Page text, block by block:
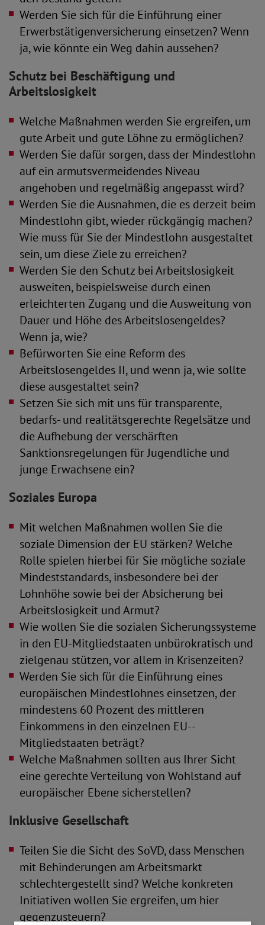
Werden Sie sich für die Einführung einer
Erwerbstätigenversicherung einsetzen? Wenn
ja, wie könnte ein Weg dahin aussehen?
Schutz bei Beschäftigung und
Arbeitslosigkeit
Welche Maßnahmen werden Sie ergreifen, um
gute Arbeit und gute Löhne zu ermöglichen?
Werden Sie dafür sorgen, dass der Mindestlohn
auf ein armutsvermeidendes Niveau
angehoben und regelmäßig angepasst wird?
Werden Sie die Ausnahmen, die es derzeit beim
Mindestlohn gibt, wieder rückgängig machen?
Wie muss für Sie der Mindestlohn ausgestaltet
sein, um diese Ziele zu erreichen?
Werden Sie den Schutz bei Arbeitslosigkeit
ausweiten, beispielsweise durch einen
erleichterten Zugang und die Ausweitung von
Dauer und Höhe des Arbeitslosengeldes?
Wenn ja, wie?
Befürworten Sie eine Reform des
Arbeitslosengeldes II, und wenn ja, wie sollte
diese ausgestaltet sein?
Setzen Sie sich mit uns für transparente,
bedarfs-­ und realitätsgerechte Regelsätze und
die Aufhebung der verschärften
Sanktionsregelungen für Jugendliche und
junge Erwachsene ein?
Soziales Europa
Mit welchen Maßnahmen wollen Sie die
soziale Dimension der EU stärken? Welche
Rolle spielen hierbei für Sie mögliche soziale
Mindeststandards, insbesondere bei der
Lohnhöhe sowie bei der Absicherung bei
Arbeitslosigkeit und Armut?
Wie wollen Sie die sozialen Sicherungssysteme
in den EU-Mitgliedstaaten unbürokratisch und
zielgenau stützen, vor allem in Krisenzeiten?
Werden Sie sich für die Einführung eines
europäischen Mindest­lohnes einsetzen, der
mindestens 60 Prozent des mittleren
Einkommens in den einzelnen EU-­
Mitgliedstaaten beträgt?
Welche Maßnahmen sollten aus Ihrer Sicht
eine gerechte Verteilung von Wohlstand auf
europäischer Ebene sicherstellen?
Inklusive Gesellschaft
Teilen Sie die Sicht des SoVD, dass Menschen
mit Behinderungen am Arbeitsmarkt
schlechtergestellt sind? Welche konkreten
Initiativen wollen Sie ergreifen, um hier
gegenzusteuern?